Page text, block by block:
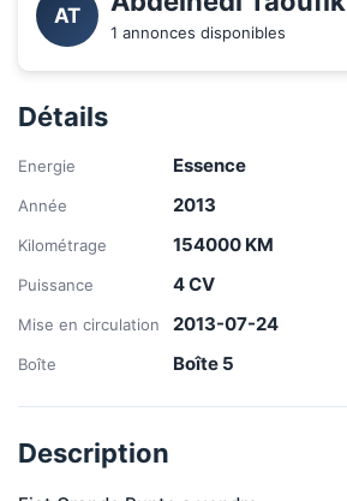
AT
1 annonces disponibles
Détails
Energie Essence
Année 2013
Kilométrage 154000 KM
Puissance 4CV
Mise en circulation 2013-07-24
Boîte Boîte 5
Description